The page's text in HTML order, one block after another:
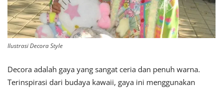
Ilustrasi Decora Style
Decora adalah gaya yang sangat ceria dan penuh warna.
Terinspirasi dari budaya kawaii, gaya ini menggunakan